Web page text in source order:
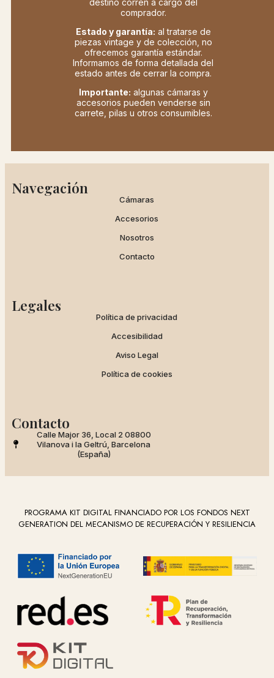
destino corren a cargo del
comprador.
Estado y garantía: al tratarse de
piezas vintage y de colección, no
ofrecemos garantía estándar.
Informamos de forma detallada del
estado antes de cerrar la compra.
Importante: algunas cámaras y
accesorios pueden venderse sin
carrete, pilas u otros consumibles.
Navegación
Cámaras
Accesorios
Nosotros
Contacto
Legales
Política de privacidad
Accesibilidad
Aviso Legal
Política de cookies
Contacto
Calle Major 36, Local 2 08800
Vilanova i la Geltrú, Barcelona
(España)
PROGRAMA KIT DIGITAL FINANCIADO POR LOS FONDOS NEXT
GENERATION DEL MECANISMO DE RECUPERACIÓN Y RESILIENCIA